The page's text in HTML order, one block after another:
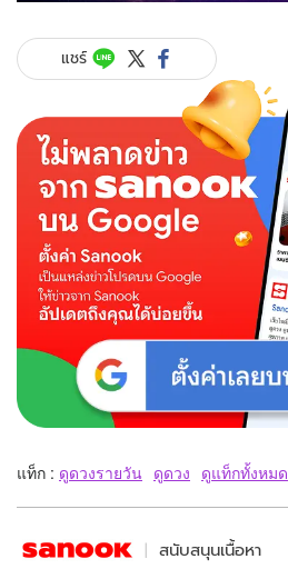
แชร์
แท็ก : ดูดวงรายวัน ดูดวง ดูแท็กทั้งหมด
สนับสนุนเนื้อหา